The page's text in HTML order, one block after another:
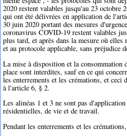
2020 restent valables jusqu'au 23 octobre
qui ont été délivrées en application de
30 juin 2020 portant des mesures
coronavirus COVID-19 restent valables
plus tard, et après dans la mesure où elles
et au protocole applicable, sans préjudice
La mise à disposition et la consommation
place sont interdites, sauf en ce qui
les enterrements et les crémations, et ceci
à l'article 6, § 2.
Les alinéas 1 et 3 ne sont pas
résidentielles, de vie et de travail.
Pendant les enterrements et les